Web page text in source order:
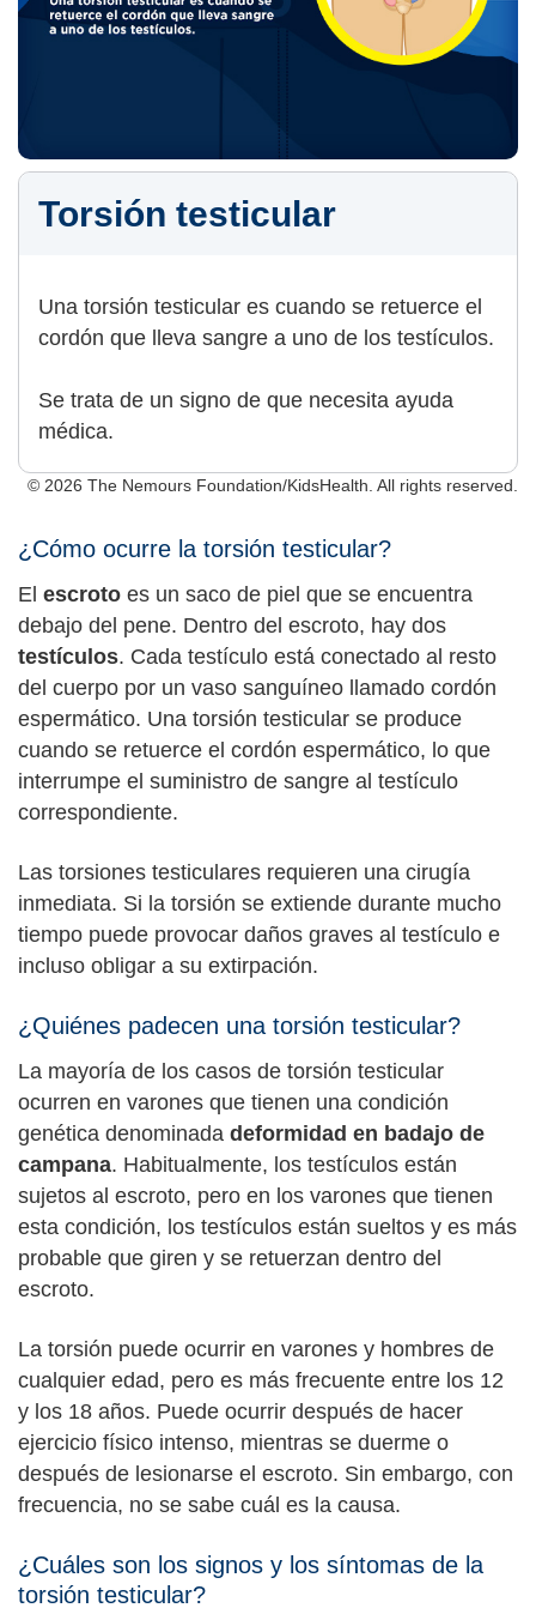
Torsión testicular
Una torsión testicular es cuando se retuerce el
cordón que lleva sangre a uno de los testículos.
Se trata de un signo de que necesita ayuda
médica.
© 2026 The Nemours Foundation/KidsHealth. All rights reserved.
¿Cómo ocurre la torsión testicular?
El escroto es un saco de piel que se encuentra
debajo del pene. Dentro del escroto, hay dos
testículos. Cada testículo está conectado al resto
del cuerpo por un vaso sanguíneo llamado cordón
espermático. Una torsión testicular se produce
cuando se retuerce el cordón espermático, lo que
interrumpe el suministro de sangre al testículo
correspondiente.
Las torsiones testiculares requieren una cirugía
inmediata. Si la torsión se extiende durante mucho
tiempo puede provocar daños graves al testículo e
incluso obligar a su extirpación.
¿Quiénes padecen una torsión testicular?
La mayoría de los casos de torsión testicular
ocurren en varones que tienen una condición
genética denominada deformidad en badajo de
campana. Habitualmente, los testículos están
sujetos al escroto, pero en los varones que tienen
esta condición, los testículos están sueltos y es más
probable que giren y se retuerzan dentro del
escroto.
La torsión puede ocurrir en varones y hombres de
cualquier edad, pero es más frecuente entre los 12
y los 18 años. Puede ocurrir después de hacer
ejercicio físico intenso, mientras se duerme o
después de lesionarse el escroto. Sin embargo, con
frecuencia, no se sabe cuál es la causa.
¿Cuáles son los signos y los síntomas de la
torsión testicular?